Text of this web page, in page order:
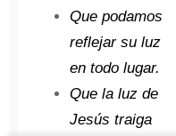
Que podamos
reflejar su luz
en todo lugar.
Que la luz de
Jesús traiga